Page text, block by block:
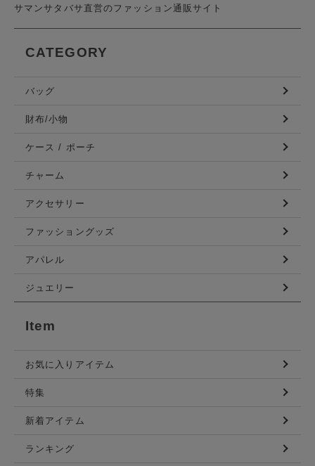
サマンサタバサ直営のファッション通販サイト
CATEGORY
バッグ
財布/小物
ケース / ポーチ
チャーム
アクセサリー
ファッショングッズ
アパレル
ジュエリー
Item
お気に入りアイテム
特集
新着アイテム
ランキング